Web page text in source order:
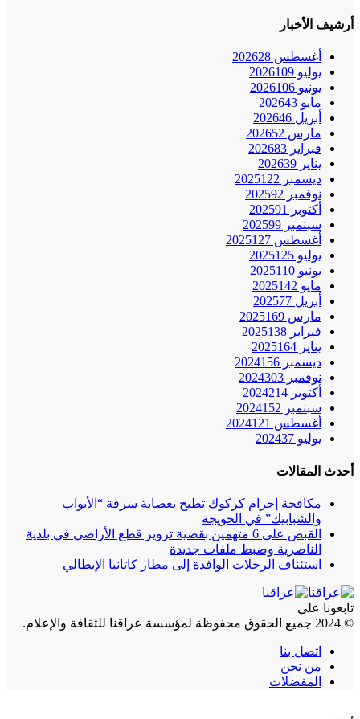
أرشيف الأخبار
أغسطس 2026 28
يوليو 2026 109
يونيو 2026 106
مايو 2026 43
أبريل 2026 46
مارس 2026 52
فبراير 2026 83
يناير 2026 39
ديسمبر 2025 122
نوفمبر 2025 92
أكتوبر 2025
91
سبتمبر 2025 99
أغسطس 2025 127
يوليو 2025 125
يونيو 2025 110
مايو 2025 142
أبريل 2025 77
مارس 2025 169
فبراير 2025 138
يناير 2025 164
ديسمبر 2024 156
نوفمبر 2024 303
أكتوبر 2024 214
سبتمبر 2024 152
أغسطس 2024 121
يوليو 2024 37
أحدث المقالات
مكافحة إجرام كركوك تطيح بعصابة سرقة “الأبواب
والشبابيك” في الحويجة
القبض على 6 متهمين بقضية تزوير قطع الأراضي في بلدية
الناصرية وضبط ملفات جديدة
استئناف الرحلات الوافدة إلى مطار كاتانيا الإيطالي
تابعونا على
© 2024 جميع الحقوق محفوظة لمؤسسة عراقنا للثقافة والإعلام.
اتصل بنا
من نحن
المفضلات